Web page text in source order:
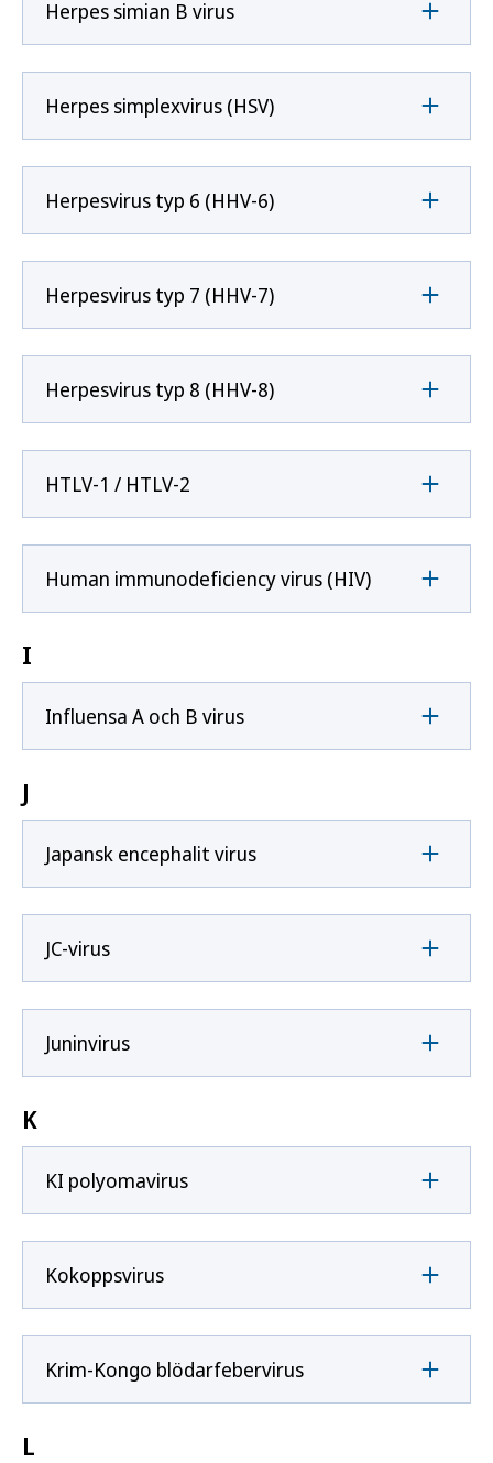
Herpes simian B virus
Herpes simplexvirus (HSV)
Herpesvirus typ 6 (HHV-6)
Herpesvirus typ 7 (HHV-7)
Herpesvirus typ 8 (HHV-8)
HTLV-1 / HTLV-2
Human immunodeficiency virus (HIV)
I
Influensa A och B virus
J
Japansk encephalit virus
JC-virus
Juninvirus
K
KI polyomavirus
Kokoppsvirus
Krim-Kongo blödarfebervirus
L